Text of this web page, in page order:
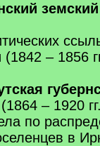
– 1856
(1864 – 1920
по
в